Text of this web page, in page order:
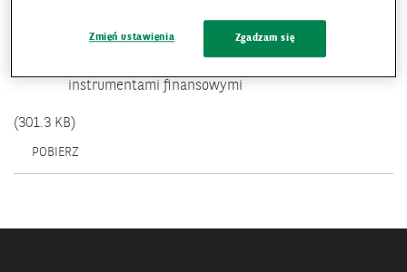
Polityka działania w najlepiej pojętym interesie
klientów banku BNP Paribas Bank Polska S.A. w
instrumentami finansowymi
(301.3 KB)
POBIERZ
Zmień ustawienia Zgadzam się